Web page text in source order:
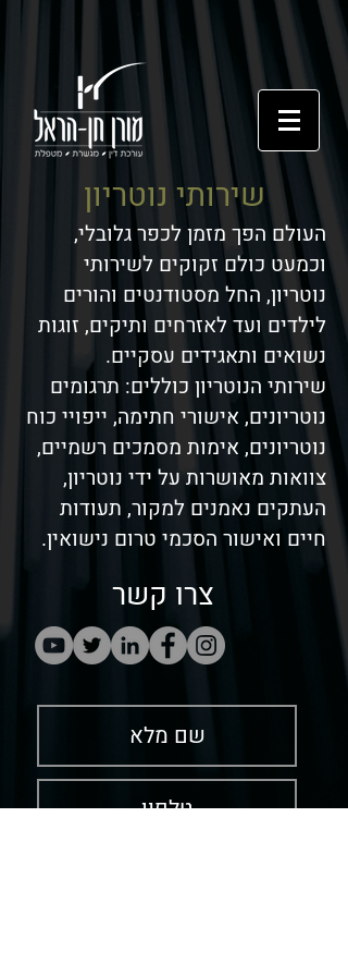
שירותי נוטריון
העולם הפך מזמן לכפר גלובלי,
וכמעט כולם זקוקים לשירותי
נוטריון, החל מסטודנטים והורים
לילדים ועד לאזרחים ותיקים, זוגות
נשואים ותאגידים עסקיים.
שירותי הנוטריון כוללים: תרגומים
נוטריונים, אישורי חתימה, ייפויי כוח
נוטריונים, אימות מסמכים רשמיים,
צוואות מאושרות על ידי נוטריון,
העתקים נאמנים למקור, תעודות
חיים ואישור הסכמי טרום נישואין.
צרו קשר